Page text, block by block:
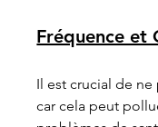
Fréquence et
Il est crucial de ne
car cela peut